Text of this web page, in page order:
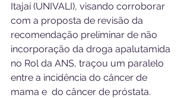
Itajaí (UNIVALI), visando corroborar
com a proposta de revisão da
recomendação preliminar de não
incorporação da droga apalutamida
no Rol da ANS, traçou um paralelo
entre a incidência do câncer de
mama e  do câncer de próstata.